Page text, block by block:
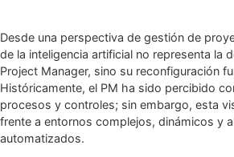
Desde una perspectiva de gestión de
de la inteligencia artificial no representa la
Project Manager, sino su reconfiguración
Históricamente, el PM ha sido percibido
procesos y controles; sin embargo, esta
frente a entornos complejos, dinámicos y
automatizados.